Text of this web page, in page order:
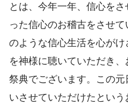
とは、今年一年、信心を
った信心のお稽古をさせ
のような信心生活を心が
を神様に聴いていただき
祭典でございます。この
いさせていただけたとい